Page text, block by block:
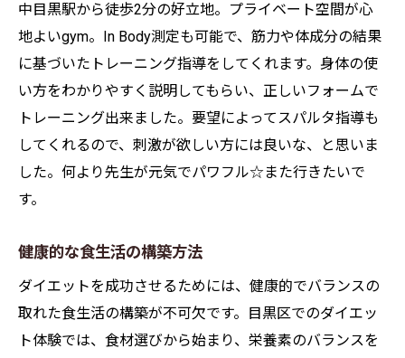
中目黒駅から徒歩2分の好立地。プライベート空間が心
地よいgym。In Body測定も可能で、筋力や体成分の結果
に基づいたトレーニング指導をしてくれます。身体の使
い方をわかりやすく説明してもらい、正しいフォームで
トレーニング出来ました。要望によってスパルタ指導も
してくれるので、刺激が欲しい方には良いな、と思いま
した。何より先生が元気でパワフル☆また行きたいで
す。
健康的な食生活の構築方法
ダイエットを成功させるためには、健康的でバランスの
取れた食生活の構築が不可欠です。目黒区でのダイエッ
ト体験では、食材選びから始まり、栄養素のバランスを